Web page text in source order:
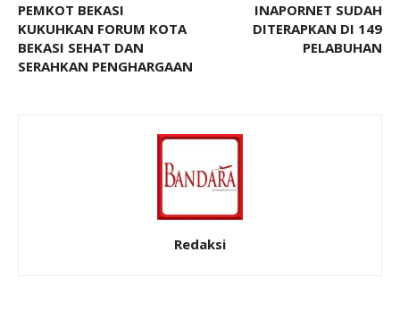
PEMKOT BEKASI
KUKUHKAN FORUM KOTA
BEKASI SEHAT DAN
SERAHKAN PENGHARGAAN
INAPORNET SUDAH
DITERAPKAN DI 149
PELABUHAN
Redaksi